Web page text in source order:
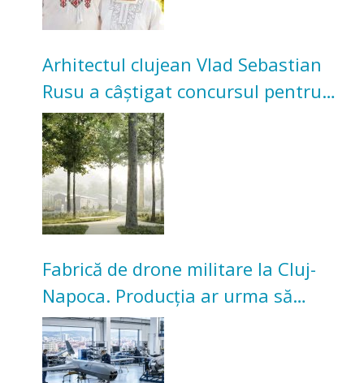
Arhitectul clujean Vlad Sebastian
Rusu a câștigat concursul pentru
transformarea Grădinii Casei
Universitarilor
Fabrică de drone militare la Cluj-
Napoca. Producția ar urma să
înceapă în toamna acestui an